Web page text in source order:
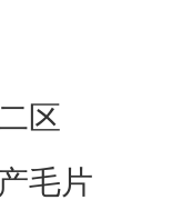
区
毛片